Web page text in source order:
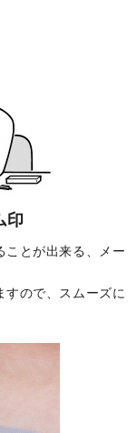
印
ことが出来る、メー
すので、スムーズに